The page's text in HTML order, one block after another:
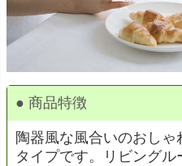
● 商品特徴
陶器風な風合いのおしゃ
タイプです。リビング